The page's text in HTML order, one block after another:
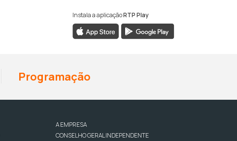
Instala a aplicaçãoRTP Play
Programação
A EMPRESA
CONSELHO GERAL INDEPENDENTE